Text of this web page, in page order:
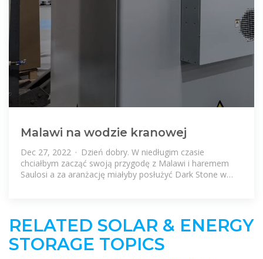
Malawi na wodzie kranowej
Dec 27, 2022 · Dzień dobry. W niedługim czasie
chciałbym zacząć swoją przygodę z Malawi i haremem
Saulosi a za aranżację miałyby posłużyć Dark Stone w
RELATED SOLAR & ENERGY
STORAGE TOPICS